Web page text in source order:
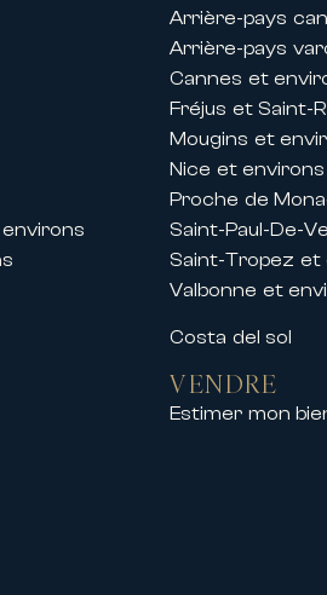
et de villas de
ville, de la Croisette et
d’un hébergement
séjour
c’est bénéficier d’un
de votre séjour
Arrière-pays
Arrière-pays
Cannes et
Fréjus et Saint-
Mougins et
Nice et environs
Proche de
Saint-Paul-De-
Saint-Tropez et
Valbonne et
Costa del sol
VENDRE
Estimer mon